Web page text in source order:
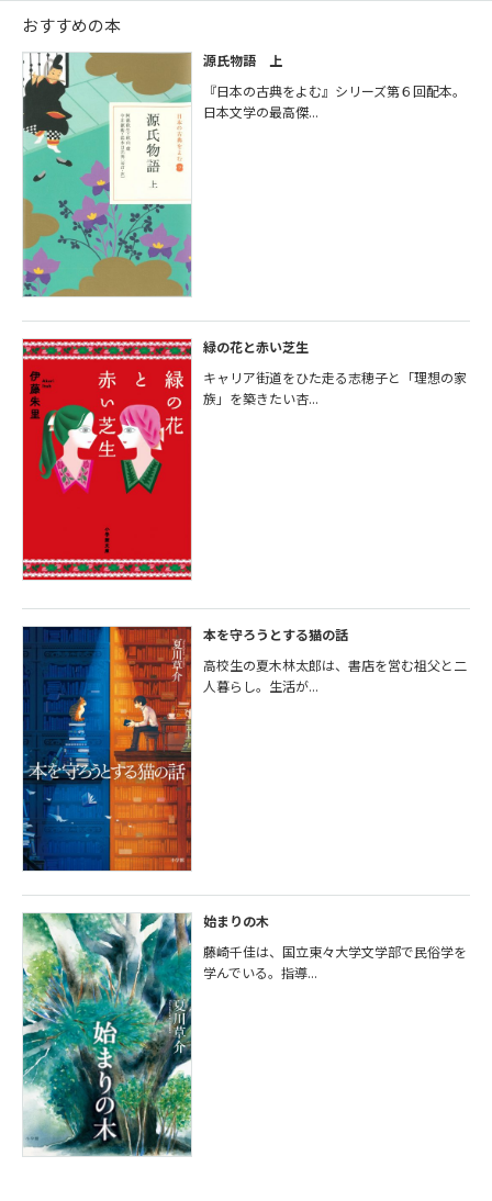
おすすめの本
源氏物語 上
『日本の古典をよむ』シリーズ第６回配本。
日本文学の最高傑...
緑の花と赤い芝生
キャリア街道をひた走る志穂子と「理想の家
族」を築きたい杏...
本を守ろうとする猫の話
高校生の夏木林太郎は、書店を営む祖父と二
人暮らし。生活が...
始まりの木
藤崎千佳は、国立東々大学文学部で民俗学を
学んでいる。指導...